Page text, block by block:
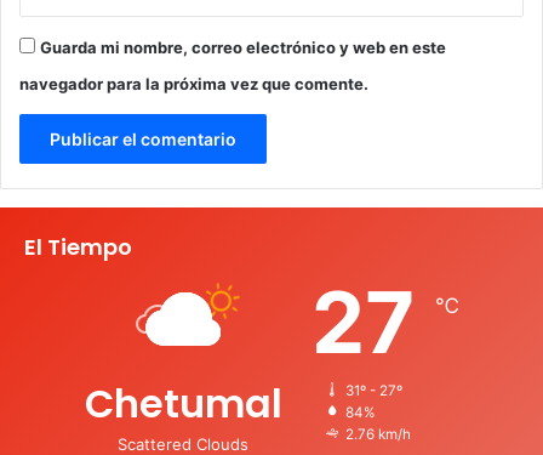
Guarda mi nombre, correo electrónico y web en este
navegador para la próxima vez que comente.
El Tiempo
Chetumal
Scattered Clouds
27 ℃
31º - 27º
84%
2.76 km/h